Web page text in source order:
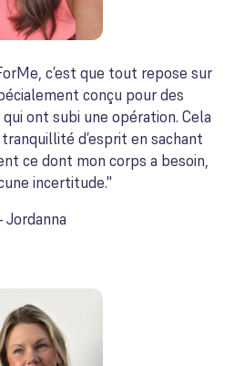
c’est que tout repose sur
conçu pour des
ont subi une opération. Cela
d’esprit en sachant
ce dont mon corps a besoin,
incertitude."
Jordanna